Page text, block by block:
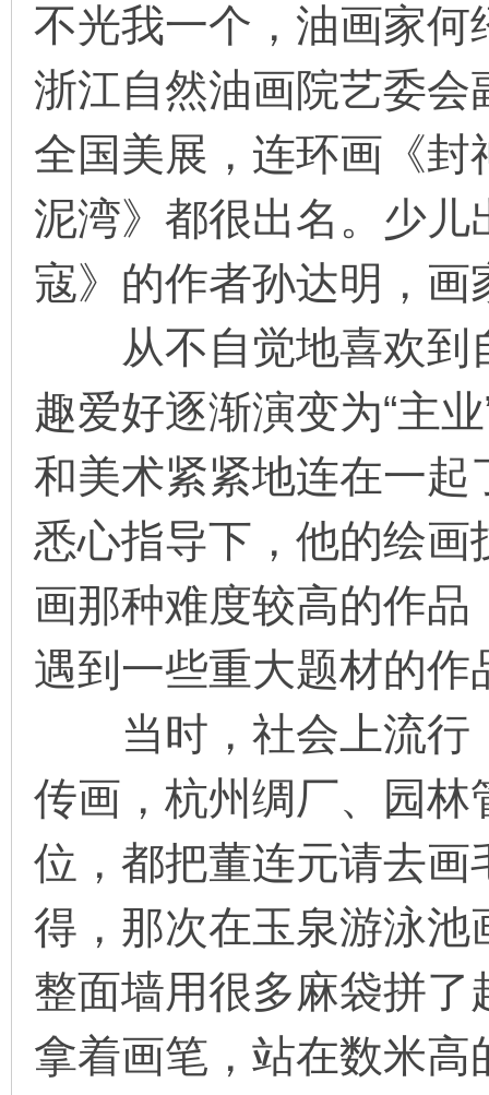
不光我一个，油画家
浙江自然油画院艺委
全国美展，连环画《
泥湾》都很出名。少
寇》的作者孙达明，画
从不自觉地喜欢到
趣爱好逐渐演变为“主
和美术紧紧地连在一
悉心指导下，他的绘
画那种难度较高的作
遇到一些重大题材的
当时，社会上流行
传画，杭州绸厂、园
位，都把董连元请去
得，那次在玉泉游泳
整面墙用很多麻袋拼
拿着画笔，站在数米